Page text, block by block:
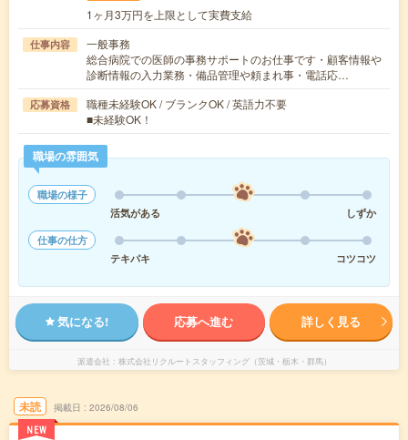
1ヶ月3万円を上限として実費支給
仕事内容
一般事務
総合病院での医師の事務サポートのお仕事です・顧客情報や
診断情報の入力業務・備品管理や頼まれ事・電話応…
応募資格
職種未経験OK / ブランクOK / 英語力不要
■未経験OK！
職場の雰囲気
職場の様子
活気がある
しずか
仕事の仕方
テキパキ
コツコツ
気になる! 応募へ進む 詳しく見る
派遣会社 株式会社リクルートスタッフィング（茨城・栃木・群馬）
未読
NEW
掲載日 2026/08/06